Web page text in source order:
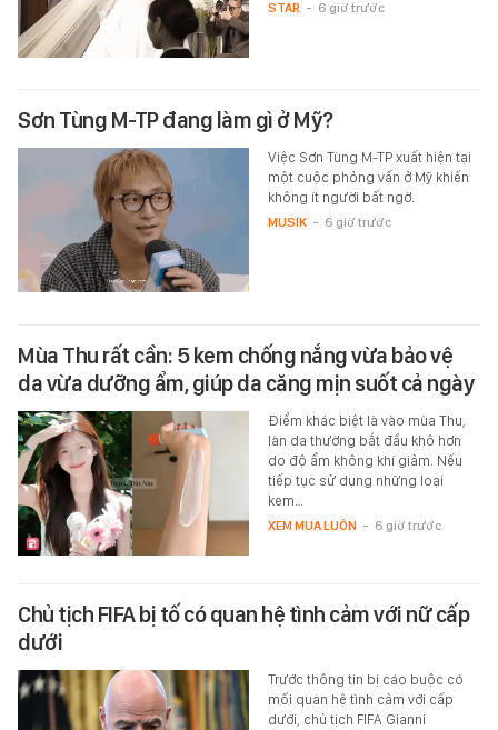
STAR - 6 giờ trước
Sơn Tùng M-TP đang làm gì ở Mỹ?
Việc Sơn Tùng M-TP xuất hiện tại
một cuộc phỏng vấn ở Mỹ khiến
không ít người bất ngờ.
MUSIK - 6 giờ trước
Mùa Thu rất cần: 5 kem chống nắng vừa bảo vệ
da vừa dưỡng ẩm, giúp da căng mịn suốt cả ngày
Điểm khác biệt là vào mùa Thu,
làn da thường bắt đầu khô hơn
do độ ẩm không khí giảm. Nếu
tiếp tục sử dụng những loại
kem…
XEM MUA LUÔN - 6 giờ trước
Chủ tịch FIFA bị tố có quan hệ tình cảm với nữ cấp
dưới
Trước thông tin bị cáo buộc có
mối quan hệ tình cảm với cấp
dưới, chủ tịch FIFA Gianni